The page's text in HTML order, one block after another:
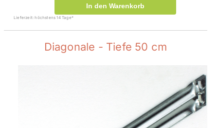
In den Warenkorb
Lieferzeit: höchstens 14 Tage*
Diagonale - Tiefe 50 cm